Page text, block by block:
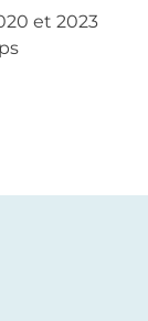
et 2023